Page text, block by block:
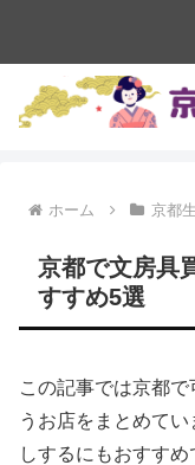
ホーム 京都
京都で文房具
すすめ5選
この記事では京都
うお店をまとめて
しするにもおすすめ